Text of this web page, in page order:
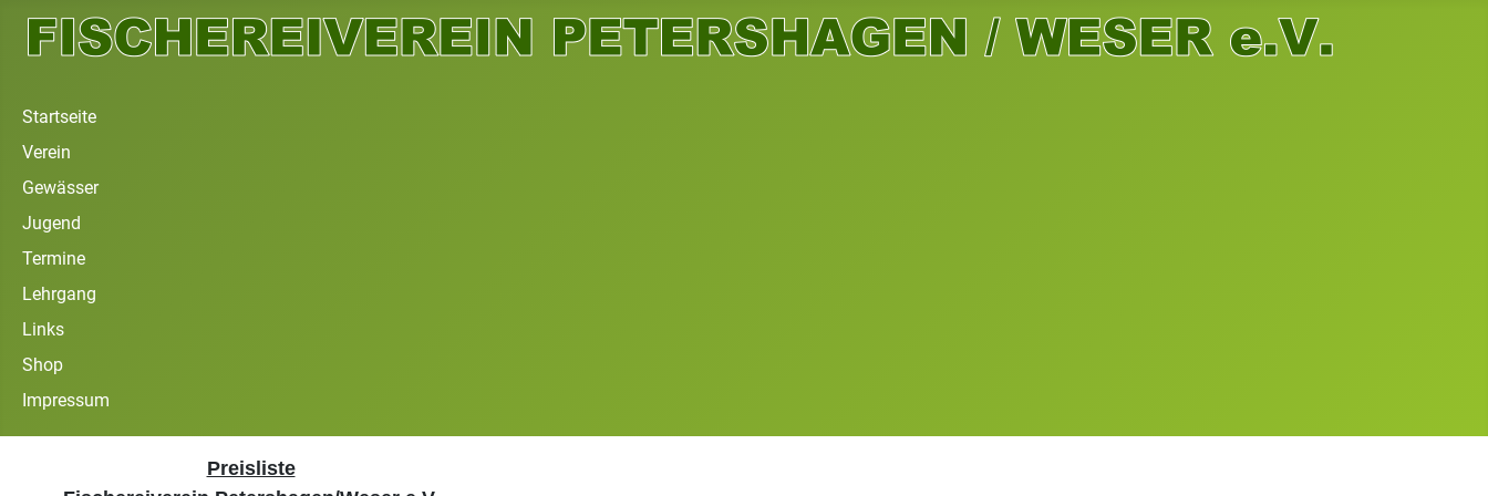
Startseite
Verein
Gewässer
Jugend
Termine
Lehrgang
Links
Shop
Impressum
Preisliste